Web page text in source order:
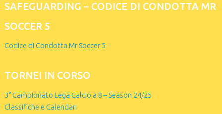
SAFEGUARDING – CODICE DI CONDOTTA MR
SOCCER 5
Codice di Condotta Mr Soccer 5
TORNEI IN CORSO
3° Campionato Lega Calcio a 8 – Season 24/25
Classifiche e Calendari